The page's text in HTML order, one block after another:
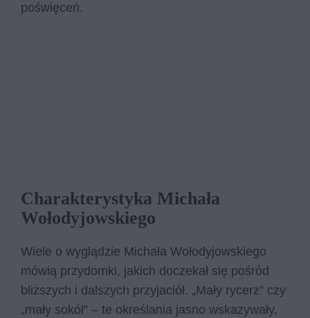
poświęceń.
Charakterystyka Michała
Wołodyjowskiego
Wiele o wyglądzie Michała Wołodyjowskiego
mówią przydomki, jakich doczekał się pośród
bliższych i dalszych przyjaciół. „Mały rycerz” czy
„mały sokół” – te określania jasno wskazywały,